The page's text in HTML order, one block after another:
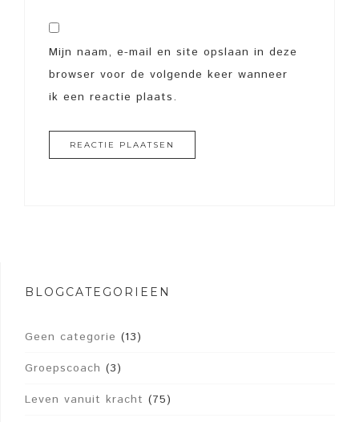
Mijn naam, e-mail en site opslaan in deze
browser voor de volgende keer wanneer
ik een reactie plaats.
BLOGCATEGORIEËN
Geen categorie (13)
Groepscoach (3)
Leven vanuit kracht (75)